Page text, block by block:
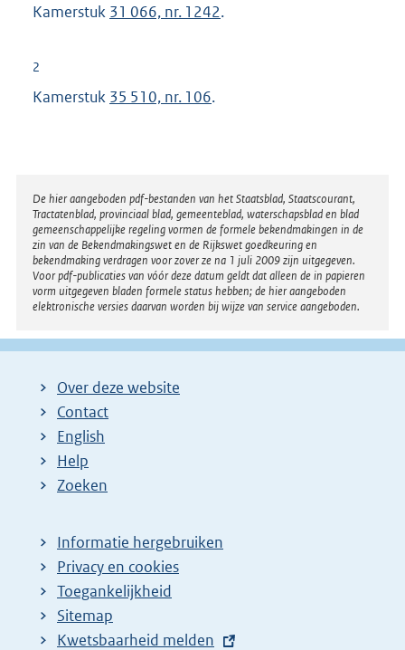
Kamerstuk 31 066, nr. 1242.
2
Kamerstuk 35 510, nr. 106.
Disclaimer
De hier aangeboden pdf-bestanden van het Staatsblad, Staatscourant,
Tractatenblad, provinciaal blad, gemeenteblad, waterschapsblad en blad
gemeenschappelijke regeling vormen de formele bekendmakingen in de
zin van de Bekendmakingswet en de Rijkswet goedkeuring en
bekendmaking verdragen voor zover ze na 1 juli 2009 zijn uitgegeven.
Voor pdf-publicaties van vóór deze datum geldt dat alleen de in papieren
vorm uitgegeven bladen formele status hebben; de hier aangeboden
elektronische versies daarvan worden bij wijze van service aangeboden.
Over deze website
Contact
English
Help
Zoeken
Informatie hergebruiken
Privacy en cookies
Toegankelijkheid
Sitemap
E
Kwetsbaarheid melden